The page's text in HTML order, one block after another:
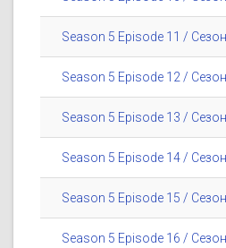
Season 5 Episode 11 /
Season 5 Episode 12 /
Season 5 Episode 13 /
Season 5 Episode 14 /
Season 5 Episode 15 /
Season 5 Episode 16 /